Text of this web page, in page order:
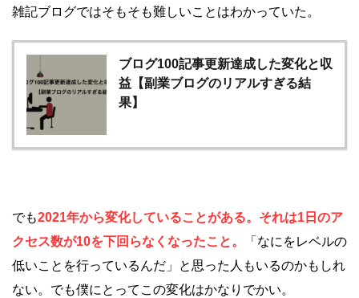
雑記ブログではそもそも難しいことはわかっていた。
ブログ100記事更新達成した変化と収
益【副業ブログのリアルすぎる結
果】
でも2021年から変化していることがある。それは1日のア
クセス数が10を下回らなくなったこと。
「なにをレベルの
低いことを行っているんだ」と思った人もいるのかもしれ
ない。でも僕にとってこの変化はかなりでかい。